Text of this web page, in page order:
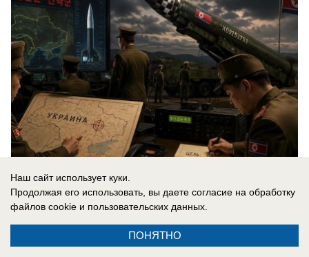
06.08.2026 0
Наш сайт использует куки.
Продолжая его использовать, вы даете согласие на обработку
файлов cookie и пользовательских данных.
ПОНЯТНО